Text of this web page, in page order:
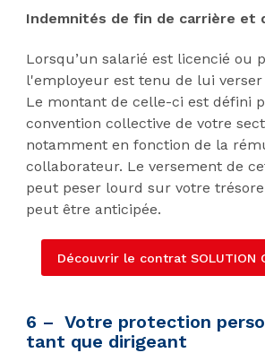
Indemnités de fin de carrière et
Lorsqu’un salarié est licencié ou
l'employeur est tenu de lui
Le montant de celle-ci est défini
convention collective de votre
notamment en fonction de la
collaborateur. Le versement de
peut peser lourd sur votre
peut être anticipée.
Découvrir le contrat SOLUTION
6 – Votre protection
tant que dirigeant